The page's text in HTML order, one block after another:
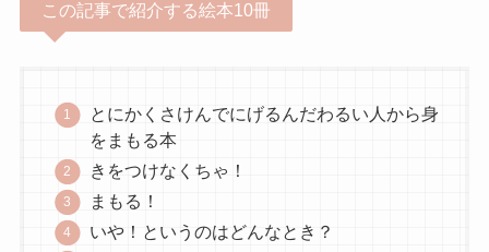
この記事で紹介する絵本10冊
とにかくさけんでにげるんだわるい人から身
をまもる本
きをつけなくちゃ！
まもる！
いや！というのはどんなとき？